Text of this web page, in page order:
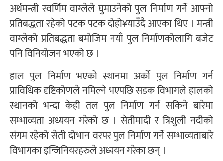
अर्थमन्त्री स्वर्णिम वाग्लेले घुमाउनेको पुल निर्माण गर्ने आफ्नो
प्रतिबद्धता रहेको पटक पटक दोहो¥याउँदै आएका थिए । मन्त्री
वाग्लेको प्रतिबद्धता बमोजिम नयाँ पुल निर्माणकोलागि बजेट
पनि विनियोजन भएको छ ।
हाल पुल निर्माण भएको स्थानमा अर्काे पुल निर्माण गर्न
प्राविधिक दृष्टिकोणले नमिल्ने भएपछि सडक विभागले हालको
स्थानको भन्दा केही तल पुल निर्माण गर्न सकिने बारेमा
सम्भाव्यता अध्ययन गरेको छ । सेतीमादी र त्रिशुली नदीको
संगम रहेको सेती दोभान वरपर पुल निर्माण गर्ने सम्भाव्यताबारे
विभागका इन्जिनियरहरुले अध्ययन गरेका छन् ।